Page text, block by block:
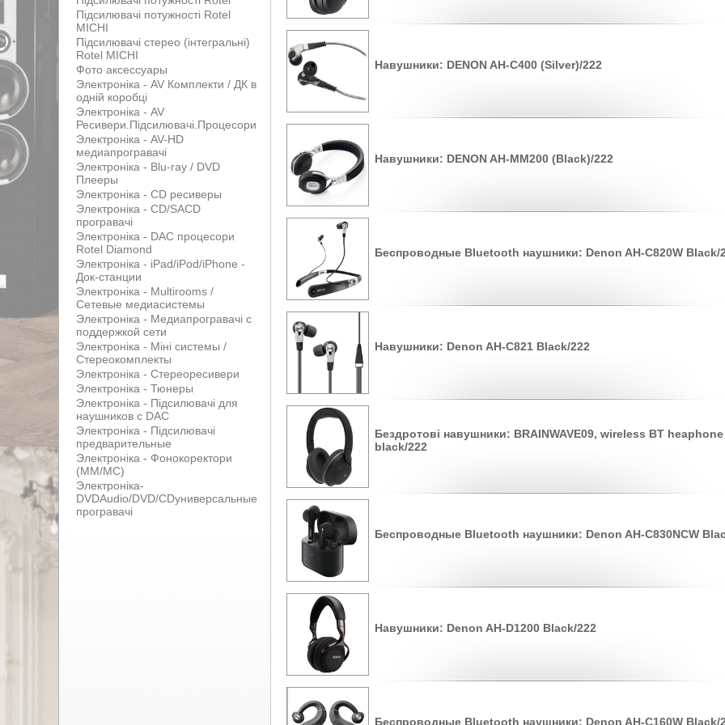
Підсилювачі потужності Rotel
MICHI
Підсилювачі стерео (інтегральні)
Rotel MICHI
Фото аксессуары
Электроніка - AV Комплекти / ДК в
одній коробці
Электроніка - AV
Ресивери.Підсилювачі.Процесори
Электроніка - AV-HD
медиапрогравачі
Электроніка - Blu-ray / DVD
Плееры
Электроніка - CD ресиверы
Электроніка - CD/SACD
програвачі
Электроніка - DAC процесори
Rotel Diamond
Электроніка - iPad/iPod/iPhone -
Док-станции
Электроніка - Multirooms /
Сетевые медиасистемы
Электроніка - Медиапрогравачі с
поддержкой сети
Электроніка - Міні системы /
Стереокомплекты
Электроніка - Стереоресивери
Электроніка - Тюнеры
Электроніка - Підсилювачі для
наушников с DAC
Электроніка - Підсилювачі
предварительные
Электроніка - Фонокоректори
(MM/MC)
Электроніка-
DVDAudio/DVD/CDуниверсальные
програвачі
Навушники: DENON AH-C400 (Silver)/222
Навушники: DENON AH-MM200 (Black)/222
Беспроводные Bluetooth наушники: Denon AH-C820W Black/
Навушники: Denon AH-C821 Black/222
Бездротові навушники: BRAINWAVE09, wireless BT
black/222
Беспроводные Bluetooth наушники: Denon AH-C830NCW
Навушники: Denon AH-D1200 Black/222
Беспроводные Bluetooth наушники: Denon AH-C160W Black/